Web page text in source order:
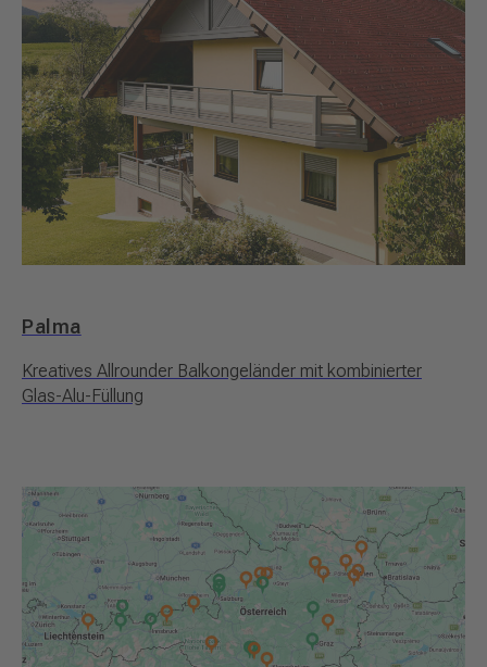
Palma
Kreatives Allrounder Balkongeländer mit kombinierter
Glas-Alu-Füllung